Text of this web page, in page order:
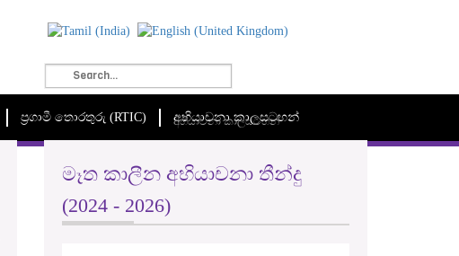
ප්‍රගාමී තොරතුරු (RTIC) අභියාචනා කාලසටහන්
අභියාචනා කාලසටහන්
මෑත කාලීන අභියාචනා තීන්දු
(2024 - 2026)